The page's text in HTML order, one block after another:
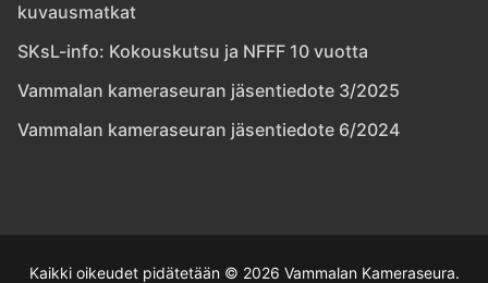
kuvausmatkat
SKsL-info: Kokouskutsu ja NFFF 10 vuotta
Vammalan kameraseuran jäsentiedote 3/2025
Vammalan kameraseuran jäsentiedote 6/2024
Kaikki oikeudet pidätetään © 2026 Vammalan Kameraseura.